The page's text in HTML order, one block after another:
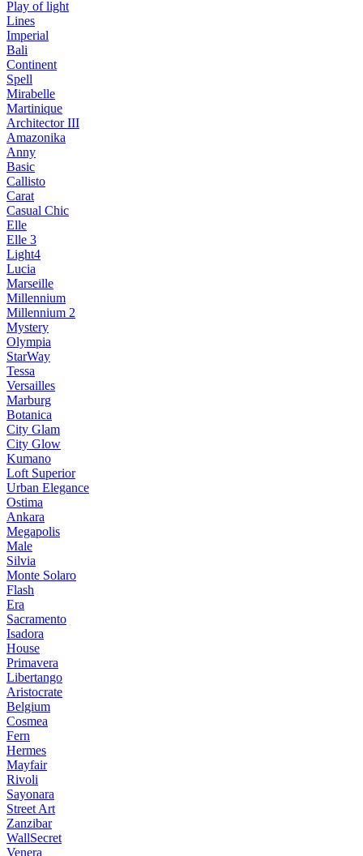
Play of light
Lines
Imperial
Bali
Continent
Spell
Mirabelle
Martinique
Architector III
Amazonika
Anny
Basic
Callisto
Carat
Casual Chic
Elle
Elle 3
Light4
Lucia
Marseille
Millennium
Millennium 2
Mystery
Olympia
StarWay
Tessa
Versailles
Marburg
Botanica
City Glam
City Glow
Kumano
Loft Superior
Urban Elegance
Ostima
Ankara
Megapolis
Male
Silvia
Monte Solaro
Flash
Era
Sacramento
Isadora
House
Primavera
Libertango
Aristocrate
Belgium
Cosmea
Fern
Hermes
Mayfair
Rivoli
Sayonara
Street Art
Zanzibar
WallSecret
Venera